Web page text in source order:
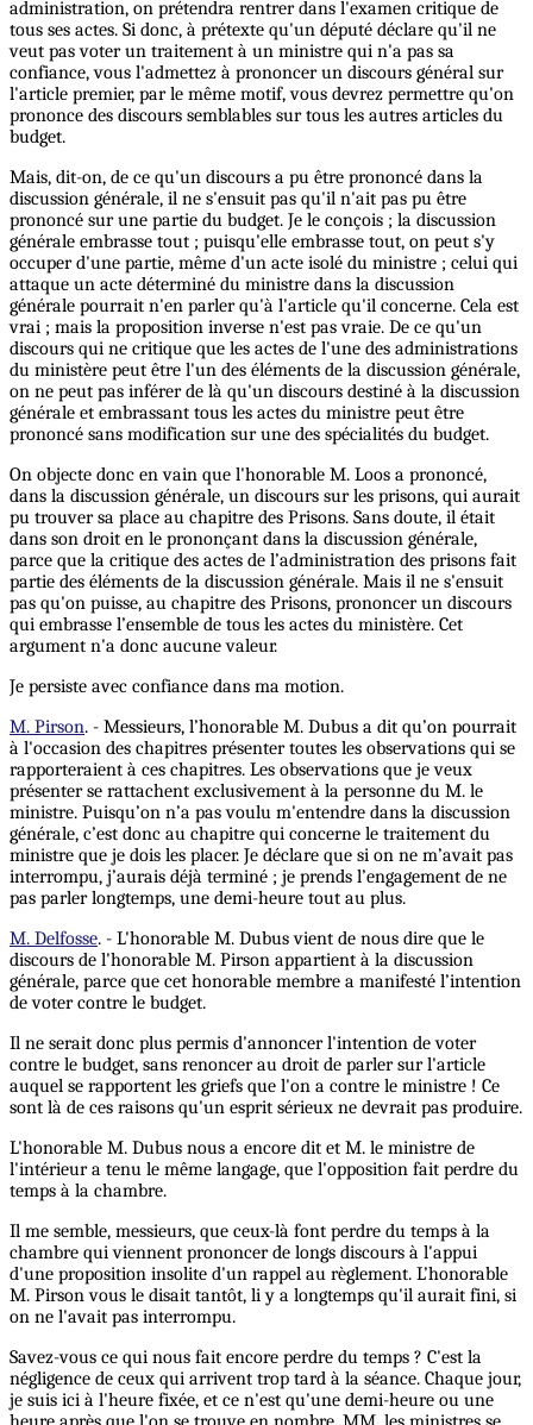
administration, on prétendra rentrer dans l'examen critique de
tous ses actes. Si donc, à prétexte qu'un député déclare qu'il ne
veut pas voter un traitement à un ministre qui n'a pas sa
confiance, vous l'admettez à prononcer un discours général sur
l'article premier, par le même motif, vous devrez permettre qu'on
prononce des discours semblables sur tous les autres articles du
budget.
Mais, dit-on, de ce qu'un discours a pu être prononcé dans la
discussion générale, il ne s'ensuit pas qu'il n'ait pas pu être
prononcé sur une partie du budget. Je le conçois ; la discussion
générale embrasse tout ; puisqu'elle embrasse tout, on peut s'y
occuper d'une partie, même d'un acte isolé du ministre ; celui qui
attaque un acte déterminé du ministre dans la discussion
générale pourrait n'en parler qu'à l'article qu'il concerne. Cela est
vrai ; mais la proposition inverse n'est pas vraie. De ce qu'un
discours qui ne critique que les actes de l'une des administrations
du ministère peut être l'un des éléments de la discussion générale,
on ne peut pas inférer de là qu'un discours destiné à la discussion
générale et embrassant tous les actes du ministre peut être
prononcé sans modification sur une des spécialités du budget.
On objecte donc en vain que l'honorable M. Loos a prononcé,
dans la discussion générale, un discours sur les prisons, qui aurait
pu trouver sa place au chapitre des Prisons. Sans doute, il était
dans son droit en le prononçant dans la discussion générale,
parce que la critique des actes de l’administration des prisons fait
partie des éléments de la discussion générale. Mais il ne s'ensuit
pas qu'on puisse, au chapitre des Prisons, prononcer un discours
qui embrasse l’ensemble de tous les actes du ministère. Cet
argument n'a donc aucune valeur.
Je persiste avec confiance dans ma motion.
M. Pirson. - Messieurs, l’honorable M. Dubus a dit qu’on pourrait
à l'occasion des chapitres présenter toutes les observations qui se
rapporteraient à ces chapitres. Les observations que je veux
présenter se rattachent exclusivement à la personne du M. le
ministre. Puisqu’on n’a pas voulu m'entendre dans la discussion
générale, c’est donc au chapitre qui concerne le traitement du
ministre que je dois les placer. Je déclare que si on ne m’avait pas
interrompu, j’aurais déjà terminé ; je prends l’engagement de ne
pas parler longtemps, une demi-heure tout au plus.
M. Delfosse. - L'honorable M. Dubus vient de nous dire que le
discours de l'honorable M. Pirson appartient à la discussion
générale, parce que cet honorable membre a manifesté l’intention
de voter contre le budget.
Il ne serait donc plus permis d'annoncer l'intention de voter
contre le budget, sans renoncer au droit de parler sur l'article
auquel se rapportent les griefs que l'on a contre le ministre ! Ce
sont là de ces raisons qu'un esprit sérieux ne devrait pas produire.
L'honorable M. Dubus nous a encore dit et M. le ministre de
l'intérieur a tenu le même langage, que l'opposition fait perdre du
temps à la chambre.
Il me semble, messieurs, que ceux-là font perdre du temps à la
chambre qui viennent prononcer de longs discours à l'appui
d'une proposition insolite d'un rappel au règlement. L’honorable
M. Pirson vous le disait tantôt, li y a longtemps qu'il aurait fini, si
on ne l'avait pas interrompu.
Savez-vous ce qui nous fait encore perdre du temps ? C'est la
négligence de ceux qui arrivent trop tard à la séance. Chaque jour,
je suis ici à l'heure fixée, et ce n'est qu'une demi-heure ou une